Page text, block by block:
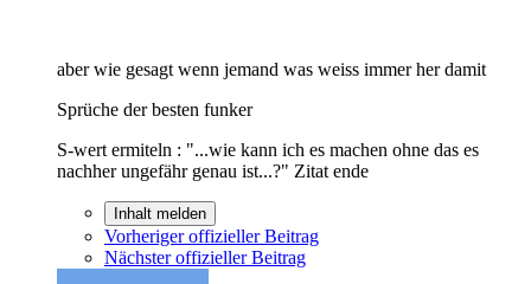
aber wie gesagt wenn jemand was weiss immer her damit
Sprüche der besten funker
S-wert ermiteln : "...wie kann ich es machen ohne das es
nachher ungefähr genau ist...?" Zitat ende
Inhalt melden
Vorheriger offizieller Beitrag
Nächster offizieller Beitrag